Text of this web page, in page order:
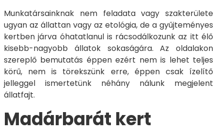
Munkatársainknak nem feladata vagy szakterülete
ugyan az állattan vagy az etológia, de a gyűjteményes
kertben járva óhatatlanul is rácsodálkozunk az itt élő
kisebb-nagyobb állatok sokaságára. Az oldalakon
szereplő bemutatás éppen ezért nem is lehet teljes
körű, nem is törekszünk erre, éppen csak ízelítő
jelleggel ismertetünk néhány nálunk megjelent
állatfajt.
Madárbarát kert